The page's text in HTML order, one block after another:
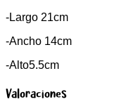
-Largo 21cm
-Ancho 14cm
-Alto5.5cm
Valoraciones